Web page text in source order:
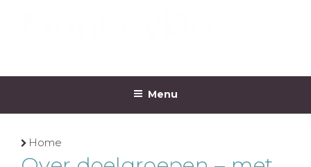
MONKEYDO
Menu
Home